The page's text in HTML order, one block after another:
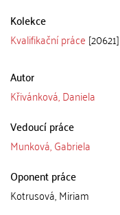
Kolekce
Kvalifikační práce [20621]
Autor
Křivánková, Daniela
Vedoucí práce
Munková, Gabriela
Oponent práce
Kotrusová, Miriam